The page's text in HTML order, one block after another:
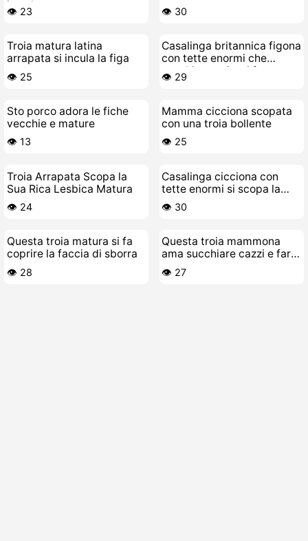
in calore
👁️ 23
cazzo
👁️ 30
Troia matura latina
arrapata si incula la figa
👁️ 25
Casalinga britannica figona
con tette enormi che
succhia cazzi e si fa
scopare
👁️ 29
Sto porco adora le fiche
vecchie e mature
👁️ 13
Mamma cicciona scopata
con una troia bollente
👁️ 25
Troia Arrapata Scopa la
Sua Rica Lesbica Matura
👁️ 24
Casalinga cicciona con
tette enormi si scopa la
figa fradicia
👁️ 30
Questa troia matura si fa
coprire la faccia di sborra
👁️ 28
Questa troia mammona
ama succhiare cazzi e farsi
scopare
👁️ 27